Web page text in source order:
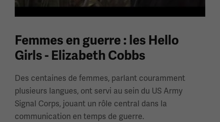
Femmes en guerre : les Hello
Girls - Elizabeth Cobbs
Des centaines de femmes, parlant couramment
plusieurs langues, ont servi au sein du US Army
Signal Corps, jouant un rôle central dans la
communication en temps de guerre.